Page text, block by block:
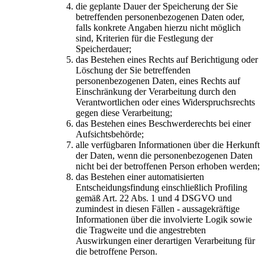
die geplante Dauer der Speicherung der Sie
betreffenden personenbezogenen Daten oder,
falls konkrete Angaben hierzu nicht möglich
sind, Kriterien für die Festlegung der
Speicherdauer;
das Bestehen eines Rechts auf Berichtigung oder
Löschung der Sie betreffenden
personenbezogenen Daten, eines Rechts auf
Einschränkung der Verarbeitung durch den
Verantwortlichen oder eines Widerspruchsrechts
gegen diese Verarbeitung;
das Bestehen eines Beschwerderechts bei einer
Aufsichtsbehörde;
alle verfügbaren Informationen über die Herkunft
der Daten, wenn die personenbezogenen Daten
nicht bei der betroffenen Person erhoben werden;
das Bestehen einer automatisierten
Entscheidungsfindung einschließlich Profiling
gemäß Art. 22 Abs. 1 und 4 DSGVO und
zumindest in diesen Fällen - aussagekräftige
Informationen über die involvierte Logik sowie
die Tragweite und die angestrebten
Auswirkungen einer derartigen Verarbeitung für
die betroffene Person.